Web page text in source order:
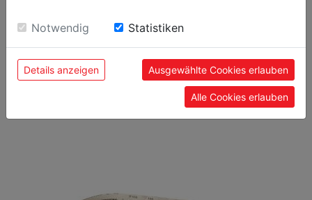
Einwilligung zu unseren Cookies.
Notwendig Statistiken
Details anzeigen Ausgewählte Cookies erlauben
Alle Cookies erlauben